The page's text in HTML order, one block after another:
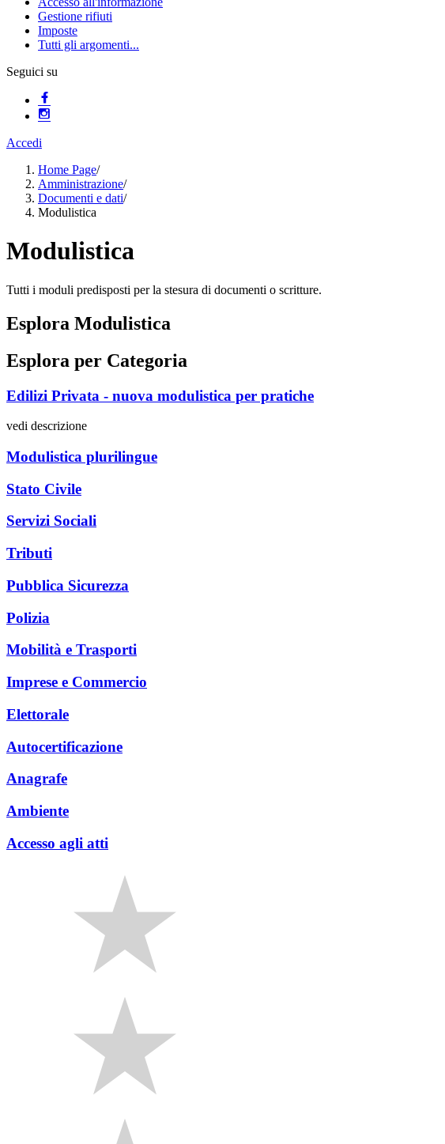
Gestione rifiuti
Imposte
Tutti gli argomenti...
Seguici su
Accedi
Home Page/
Amministrazione/
Documenti e dati/
Modulistica
Modulistica
Tutti i moduli predisposti per la stesura di documenti o scritture.
Esplora Modulistica
Esplora per Categoria
Edilizi Privata - nuova modulistica per pratiche
vedi descrizione
Modulistica plurilingue
Stato Civile
Servizi Sociali
Tributi
Pubblica Sicurezza
Polizia
Mobilità e Trasporti
Imprese e Commercio
Elettorale
Autocertificazione
Anagrafe
Ambiente
Accesso agli atti